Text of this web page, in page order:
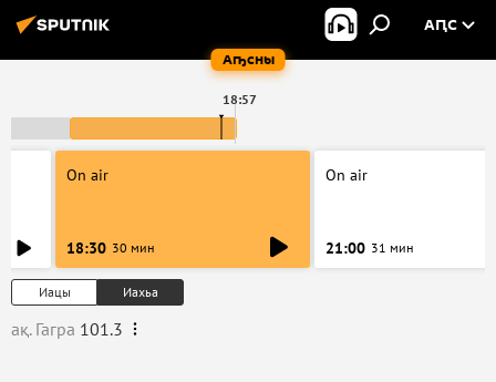
Аҧсны
АԤС
18:57
On air
18:30 30 мин
On air
21:00 31 мин
Иацы Иахьа
ақ. Гагра 101.3